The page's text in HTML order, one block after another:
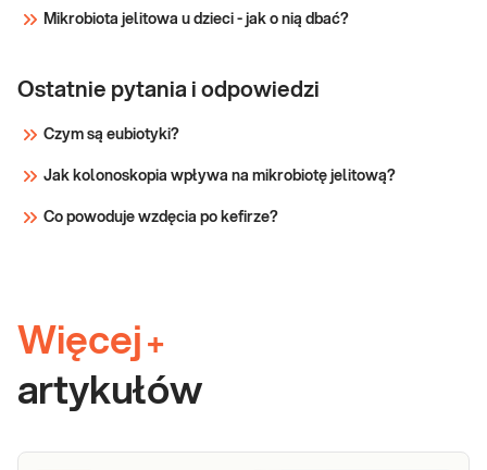
Mikrobiota jelitowa u dzieci - jak o nią dbać?
Ostatnie pytania i odpowiedzi
Czym są eubiotyki?
Jak kolonoskopia wpływa na mikrobiotę jelitową?
Co powoduje wzdęcia po kefirze?
Więcej +
artykułów